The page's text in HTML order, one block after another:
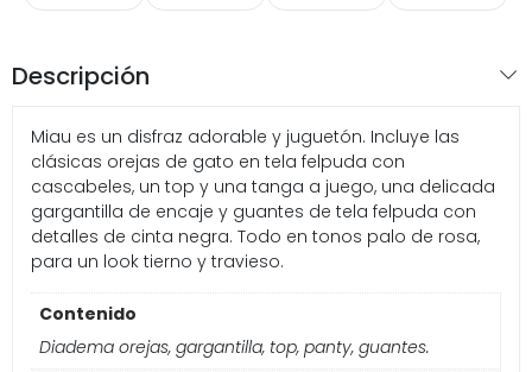
Descripción
Miau es un disfraz adorable y juguetón. Incluye las
clásicas orejas de gato en tela felpuda con
cascabeles, un top y una tanga a juego, una delicada
gargantilla de encaje y guantes de tela felpuda con
detalles de cinta negra. Todo en tonos palo de rosa,
para un look tierno y travieso.
Contenido
Diadema orejas, gargantilla, top, panty, guantes.